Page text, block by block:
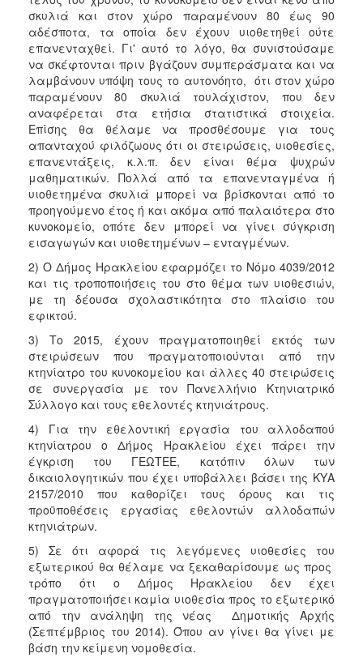
σκυλιά και στον χώρο παραμένουν 80 έως 90
αδέσποτα, τα οποία δεν έχουν υιοθετηθεί ούτε
επανενταχθεί. Γι' αυτό το λόγο, θα συνιστούσαμε
να σκέφτονται πριν βγάζουν συμπεράσματα και να
λαμβάνουν υπόψη τους το αυτονόητο, ότι στον χώρο
παραμένουν 80 σκυλιά τουλάχιστον, που δεν
αναφέρεται στα ετήσια στατιστικά στοιχεία.
Επίσης θα θέλαμε να προσθέσουμε για τους
απανταχού φιλόζωους ότι οι στειρώσεις, υιοθεσίες,
επανεντάξεις, κ.λ.π. δεν είναι θέμα ψυχρών
μαθηματικών. Πολλά από τα επανενταγμένα ή
υιοθετημένα σκυλιά μπορεί να βρίσκονται από το
προηγούμενο έτος ή και ακόμα από παλαιότερα στο
κυνοκομείο, οπότε δεν μπορεί να γίνει σύγκριση
εισαγωγών και υιοθετημένων – ενταγμένων.
2) Ο Δήμος Ηρακλείου εφαρμόζει το Νόμο 4039/2012
και τις τροποποιήσεις του στο θέμα των υιοθεσιών,
με τη δέουσα σχολαστικότητα στο πλαίσιο του
εφικτού.
3) Το 2015, έχουν πραγματοποιηθεί εκτός των
στειρώσεων που πραγματοποιούνται από την
κτηνίατρο του κυνοκομείου και άλλες 40 στειρώσεις
σε συνεργασία με τον Πανελλήνιο Κτηνιατρικό
Σύλλογο και τους εθελοντές κτηνιάτρους.
4) Για την εθελοντική εργασία του αλλοδαπού
κτηνίατρου ο Δήμος Ηρακλείου έχει πάρει την
έγκριση του ΓΕΩΤΕΕ, κατόπιν όλων των
δικαιολογητικών που έχει υποβάλλει βάσει της ΚΥΑ
2157/2010 που καθορίζει τους όρους και τις
προϋποθέσεις εργασίας εθελοντών αλλοδαπών
κτηνιάτρων.
5) Σε ότι αφορά τις λεγόμενες υιοθεσίες του
εξωτερικού θα θέλαμε να ξεκαθαρίσουμε ως προς
τρόπο ότι ο Δήμος Ηρακλείου δεν έχει
πραγματοποιήσει καμία υιοθεσία προς το εξωτερικό
από την ανάληψη της νέας Δημοτικής Αρχής
(Σεπτέμβριος του 2014). Όπου αν γίνει θα γίνει με
βάση την κείμενη νομοθεσία.